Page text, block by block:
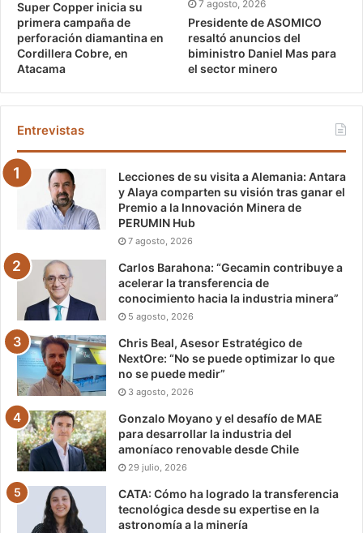
Super Copper inicia su
primera campaña de
perforación diamantina en
Cordillera Cobre, en
Atacama
7 agosto, 2026
Presidente de ASOMICO
resaltó anuncios del
biministro Daniel Mas para
el sector minero
Entrevistas
Lecciones de su visita a Alemania: Antara
y Alaya comparten su visión tras ganar el
Premio a la Innovación Minera de
PERUMIN Hub
7 agosto, 2026
Carlos Barahona: “Gecamin contribuye a
acelerar la transferencia de
conocimiento hacia la industria minera”
5 agosto, 2026
Chris Beal, Asesor Estratégico de
NextOre: “No se puede optimizar lo que
no se puede medir”
3 agosto, 2026
Gonzalo Moyano y el desafío de MAE
para desarrollar la industria del
amoníaco renovable desde Chile
29 julio, 2026
CATA: Cómo ha logrado la transferencia
tecnológica desde su expertise en la
astronomía a la minería